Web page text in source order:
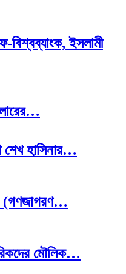
ইসলামী
বাংলাদেশ,…
উৎসবে…
২৬…
শেখ হাসিনার…
(গণজাগরণ…
মৌলিক…